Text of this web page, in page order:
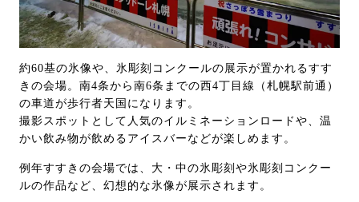
約60基の氷像や、氷彫刻コンクールの展示が置かれるすす
きの会場。南4条から南6条までの西4丁目線（札幌駅前通）
の車道が歩行者天国になります。
撮影スポットとして人気のイルミネーションロードや、温
かい飲み物が飲めるアイスバーなどが楽しめます。
例年すすきの会場では、大・中の氷彫刻や氷彫刻コンクー
ルの作品など、幻想的な氷像が展示されます。